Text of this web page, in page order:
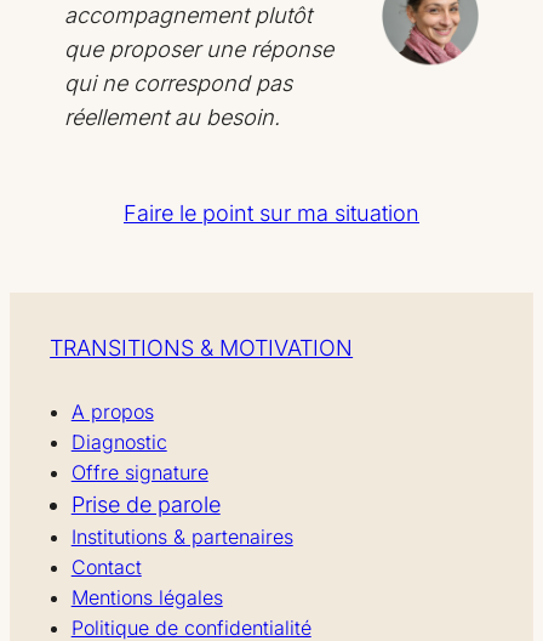
accompagnement plutôt
que proposer une réponse
qui ne correspond pas
réellement au besoin.
Faire le point sur ma situation
TRANSITIONS & MOTIVATION
A propos
Diagnostic
Offre signature
Prise de parole
Institutions & partenaires
Contact
Mentions légales
Politique de confidentialité